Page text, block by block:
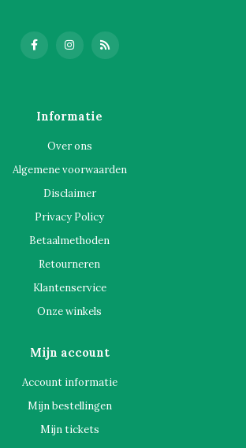
Informatie
Over ons
Algemene voorwaarden
Disclaimer
Privacy Policy
Betaalmethoden
Retourneren
Klantenservice
Onze winkels
Mijn account
Account informatie
Mijn bestellingen
Mijn tickets